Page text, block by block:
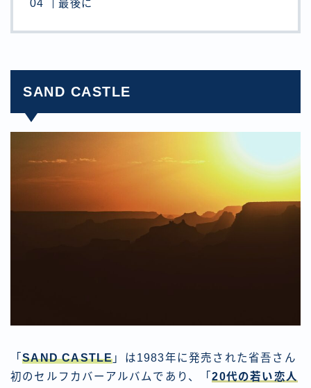
最後に
SAND CASTLE
「SAND CASTLE 」は1983年に発売された省吾さん
初のセルフカバーアルバムであり、「20代の若い恋人